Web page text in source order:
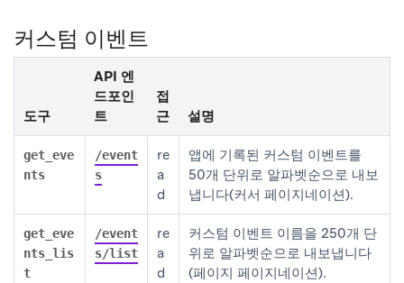
커스텀 이벤트
도구
API 엔
드포인
트
접
근
설명
get_eve
nts
/event
s
re
a
d
앱에 기록된 커스텀 이벤트를
50개 단위로 알파벳순으로 내보
냅니다(커서 페이지네이션).
get_eve
nts_lis
t
/event
s/list
re
a
d
커스텀 이벤트 이름을 250개 단
위로 알파벳순으로 내보냅니다
(페이지 페이지네이션).